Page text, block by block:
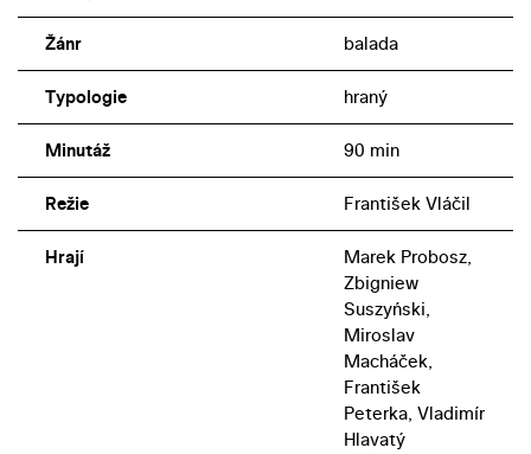
Žánr balada
Typologie hraný
Minutáž 90 min
Režie František Vláčil
Hrají
Marek Probosz,
Zbigniew
Suszyński,
Miroslav
Macháček,
František
Peterka, Vladimír
Hlavatý